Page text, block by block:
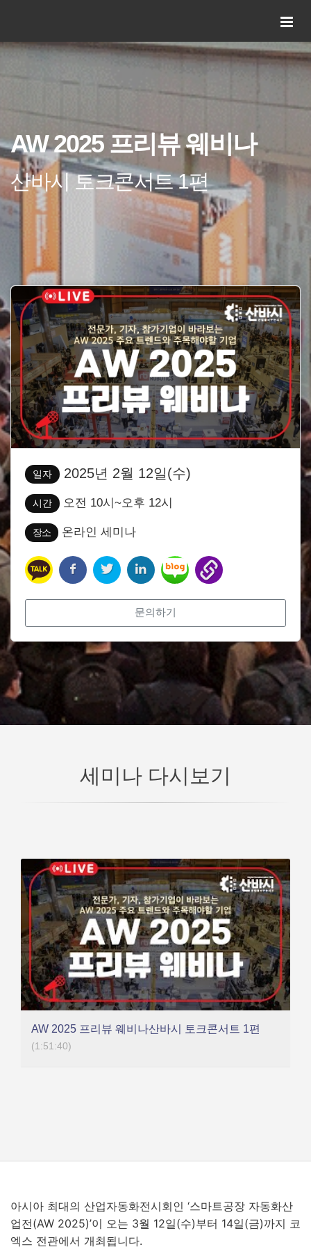
AW 2025 프리뷰 웨비나
산바시 토크콘서트 1편
일자 2025년 2월 12일(수)
시간 오전 10시~오후 12시
장소 온라인 세미나
문의하기
세미나 다시보기
AW 2025 프리뷰 웨비나산바시 토크콘서트 1편
(1:51:40)
아시아 최대의 산업자동화전시회인 ‘스마트공장 자동화산
업전(AW 2025)’이 오는 3월 12일(수)부터 14일(금)까지 코
엑스 전관에서 개최됩니다.